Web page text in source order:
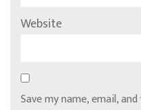
Website
Save my name, email,